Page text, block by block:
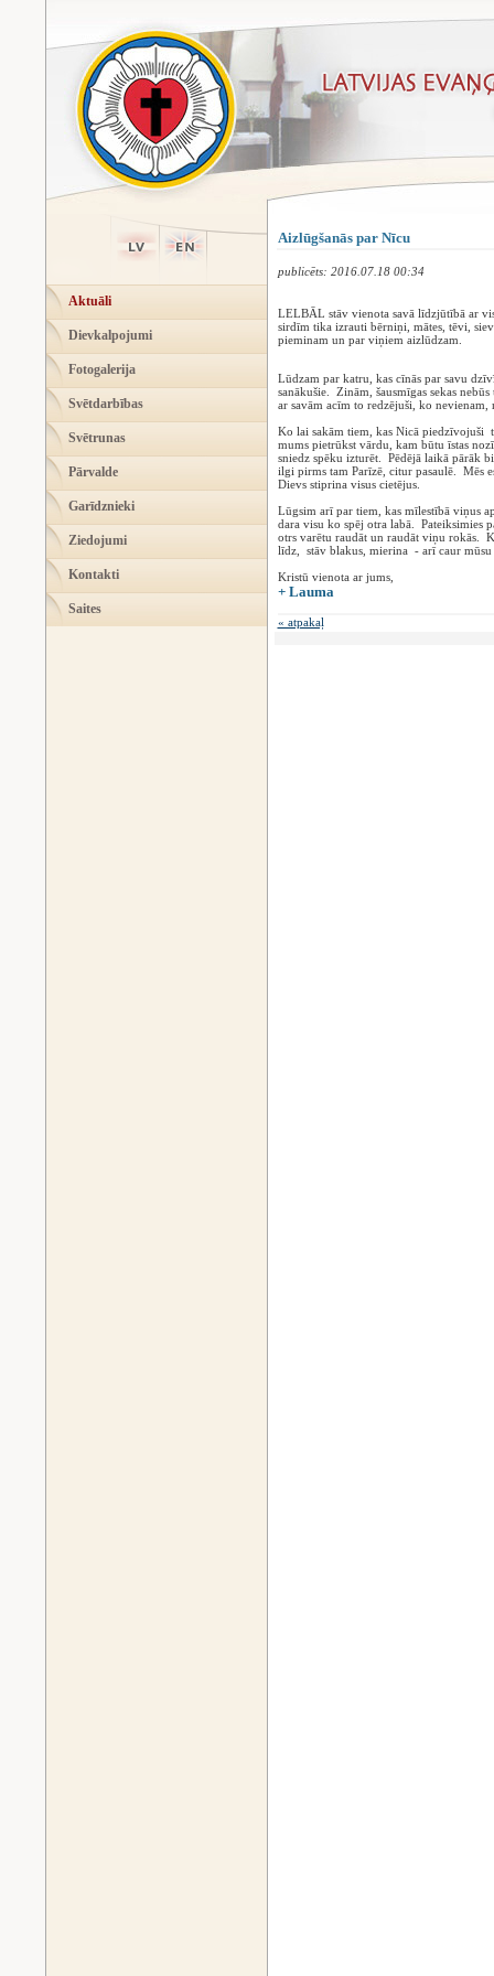
Aktuāli
Dievkalpojumi
Fotogalerija
Svētdarbības
Svētrunas
Pārvalde
Garīdznieki
Ziedojumi
Kontakti
Saites
Aizlūgšanās par Nīcu
publicēts: 2016.07.18 00:34
LELBĀL stāv vienota savā līdzjūtībā ar
sirdīm tika izrauti bērniņi, mātes, tēvi,
pieminam un par viņiem aizlūdzam.
Lūdzam par katru, kas cīnās par savu
sanākušie. Zinām, šausmīgas sekas
ar savām acīm to redzējuši, ko
Ko lai sakām tiem, kas Nicā piedzīvojuši
mums pietrūkst vārdu, kam būtu īstas
sniedz spēku izturēt. Pēdējā laikā pārāk
ilgi pirms tam Parīzē, citur pasaulē. Mēs
Dievs stiprina visus cietējus.
Lūgsim arī par tiem, kas mīlestībā viņus
dara visu ko spēj otra labā. Pateiksimies
otrs varētu raudāt un raudāt viņu rokās.
līdz, stāv blakus, mierina - arī caur
Kristū vienota ar jums,
+ Lauma
« atpakaļ